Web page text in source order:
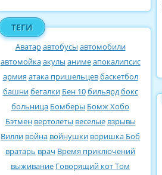
ТЕГИ
Аватаравтобусы автомобили
автомойкаакулы анимеапокалипсис
армия атака пришельцевбаскетбол
башнибегалки Бен 10бильярдбокс
больница Бомберы Бомж Хобо
Бэтмен вертолеты веселые взрывы
Вилли война войнушки воришка Боб
вратарь врач Время приключений
выживание Говорящий кот Том